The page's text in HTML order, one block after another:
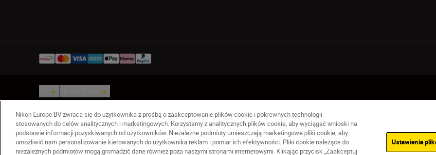
Skontaktuj się z nami Oświadczenie dotyczące prywatności Warunki użytkowania Warunki korzystania z Nikon
© 2026 Nikon
Nikon Europe BV zwraca się do użytkownika z prośbą o zaakceptowanie plików cookie i pokrewnych technologii
stosowanych do celów analitycznych i marketingowych. Korzystamy z analitycznych plików cookie, aby wyciągać wnioski na
podstawie informacji pozyskiwanych od użytkowników. Niezależne podmioty umieszczają marketingowe pliki cookie, aby
umożliwić nam personalizowanie kierowanych do użytkownika reklam i pomiar ich efektywności. Pliki cookie należące do
niezależnych podmiotów mogą gromadzić dane również poza naszymi stronami internetowymi. Klikając przycisk „Zaakceptuj
Ustawienia